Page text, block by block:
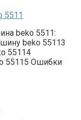
5511
beko 5511:
beko 55113
55114
55115 Ошибки